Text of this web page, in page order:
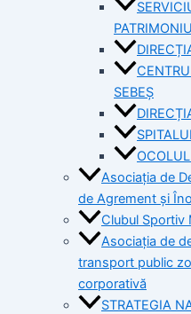
SEBEȘ
Asociația de
de Agrement și
Clubul Sportiv
Asociația de
transport public
corporativă
STRATEGIA